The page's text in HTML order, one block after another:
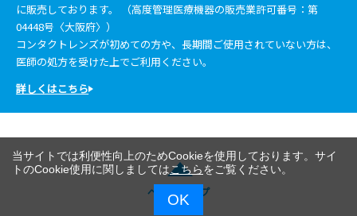
に販売しております。 （高度管理医療機器の販売業許可番号：第
04448号〈大阪府〉）
コンタクトレンズが初めての方や、長期間ご使用されていない方は、
医師の処方を受けた上でご利用ください。
詳しくはこちら
ページトップ
当サイトでは利便性向上のためCookieを使用しております。サイ
トのCookie使用に関しましてはこちらをご覧ください。
OK